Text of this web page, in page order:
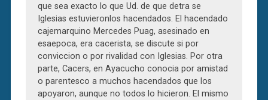
que sea exacto lo que Ud. de que detra se
Iglesias estuvieronlos hacendados. El hacendado
cajemarquino Mercedes Puag, asesinado en
esaepoca, era cacerista, se discute si por
conviccion o por rivalidad con Iglesias. Por otra
parte, Cacers, en Ayacucho conocia por amistad
o parentesco a muchos hacendados que los
apoyaron, aunque no todos lo hicieron. El mismo